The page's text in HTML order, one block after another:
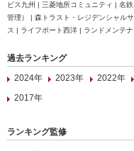
ビス九州 | 三菱地所コミュニティ | 名
管理） | 森トラスト・レジデンシャル
ス | ライフポート西洋 | ランドメンテ
過去ランキング
2024年
2023年 2022年
2017年
ランキング監修